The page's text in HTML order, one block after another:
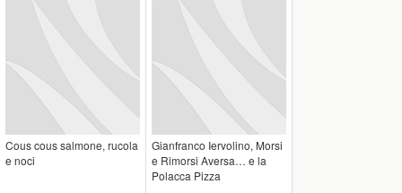
Cous cous salmone, rucola
e noci
Gianfranco Iervolino, Morsi
e Rimorsi Aversa… e la
Polacca Pizza